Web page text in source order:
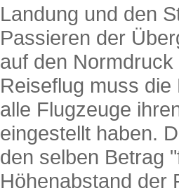
Landung und den
Passieren der
auf den
Reiseflug muss
alle Flugzeuge
eingestellt haben.
den selben Betrag
Höhenabstand der